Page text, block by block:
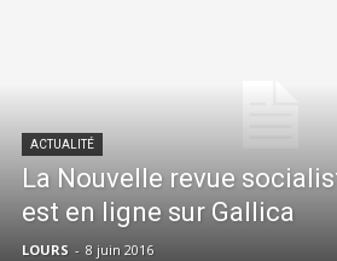
ACTUALITÉ
La Nouvelle revue
est en ligne sur Gallica
LOURS - 8 juin 2016